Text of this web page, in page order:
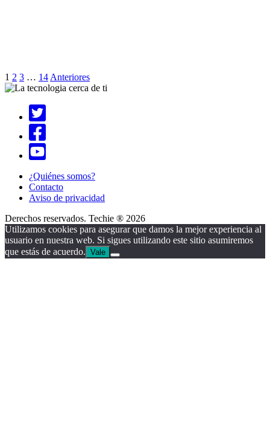
1 2 3 … 14 Anteriores
¿Quiénes somos?
Contacto
Aviso de privacidad
Derechos reservados. Techie ® 2026
Utilizamos cookies para asegurar que damos la mejor experiencia al
usuario en nuestra web. Si sigues utilizando este sitio asumiremos
que estás de acuerdo. Vale